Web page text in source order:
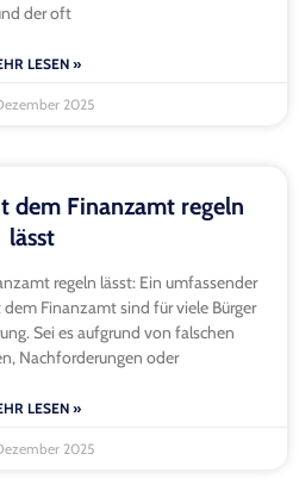
der oft
LESEN »
2025
dem Finanzamt regeln
lässt
regeln lässt: Ein umfassender
Finanzamt sind für viele Bürger
Sei es aufgrund von falschen
Nachforderungen oder
LESEN »
2025